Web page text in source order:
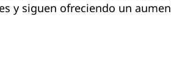
y siguen ofreciendo un